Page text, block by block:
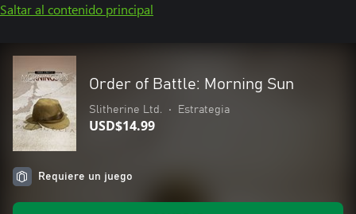
Saltar al contenido principal
Order of Battle: Morning Sun
Slitherine Ltd. • Estrategia
USD$14.99
Requiere un juego